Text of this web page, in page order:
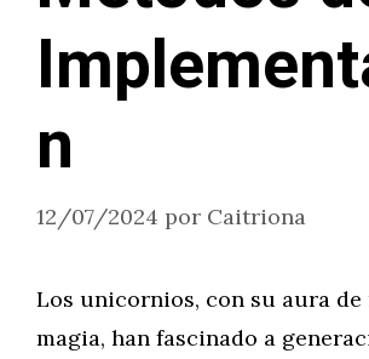
n
12/07/2024 por Caitriona
Los unicornios, con su aura
magia, han fascinado a